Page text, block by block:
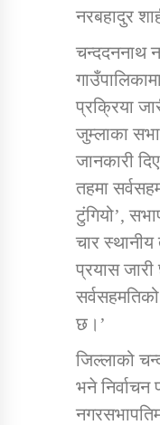
नरबहादुर
चन्ददननाथ
प्रक्रिया
जुम्लाका
जानकारी
तहमा
टुंगियो’,
चार स्थानीय
प्रयास
छ।’
जिल्लाको
भने